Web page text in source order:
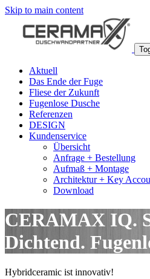
Skip to main content
Aktuell
Das Ende der Fuge
Fliese der Zukunft
Fugenlose Dusche
Referenzen
DESIGN
Kundenservice
Übersicht
Anfrage + Bestellung
Aufmaß + Montage
Architektur + Key
Download
CERAMAX IQ.
Dichtend.
Hybridceramic ist innovativ!